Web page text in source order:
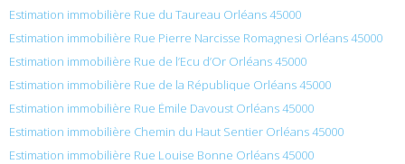
Estimation immobilière Rue du Taureau Orléans 45000
Estimation immobilière Rue Pierre Narcisse Romagnesi Orléans 45000
Estimation immobilière Rue de l’Ecu d’Or Orléans 45000
Estimation immobilière Rue de la République Orléans 45000
Estimation immobilière Rue Émile Davoust Orléans 45000
Estimation immobilière Chemin du Haut Sentier Orléans 45000
Estimation immobilière Rue Louise Bonne Orléans 45000